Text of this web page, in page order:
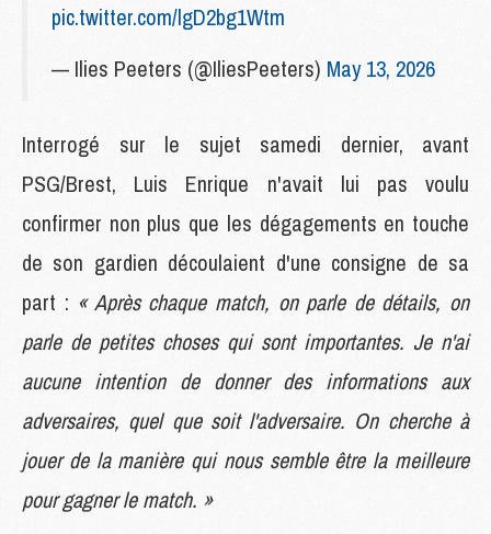
pic.twitter.com/lgD2bg1Wtm
— Ilies Peeters (@IliesPeeters) May 13, 2026
Interrogé sur le sujet samedi dernier, avant
PSG/Brest, Luis Enrique n'avait lui pas voulu
confirmer non plus que les dégagements en touche
de son gardien découlaient d'une consigne de sa
part : « Après chaque match, on parle de détails, on
parle de petites choses qui sont importantes. Je n'ai
aucune intention de donner des informations aux
adversaires, quel que soit l'adversaire. On cherche à
jouer de la manière qui nous semble être la meilleure
pour gagner le match. »